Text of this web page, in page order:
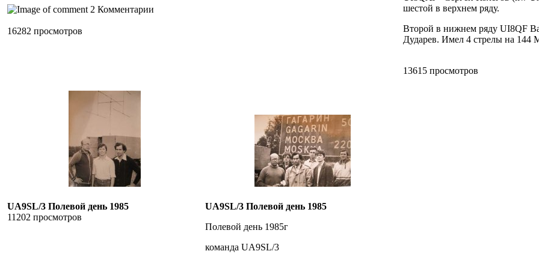
2 Комментарии
16282 просмотров
шестой в верхнем ряду.
Второй в нижнем ряду UI8QF
Дударев. Имел 4 стрелы на 144
13615 просмотров
UA9SL/3 Полевой день 1985
11202 просмотров
UA9SL/3 Полевой день 1985
Полевой день 1985г
команда UA9SL/3